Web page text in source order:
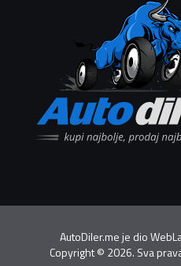
AutoDiler.me je dio
Copyright© 2026. Sva